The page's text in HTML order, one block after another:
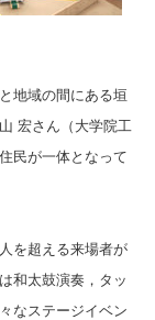
地域の間にある垣
宏さん（大学院工
民が一体となって
を超える来場者が
和太鼓演奏，タッ
なステージイベン